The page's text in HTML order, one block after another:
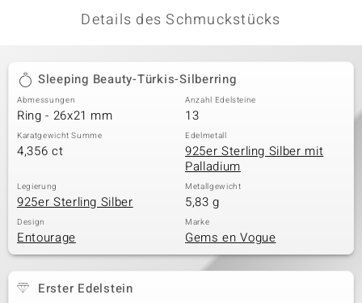
Details des Schmuckstücks
Sleeping Beauty-Türkis-Silberring
Abmessungen
Ring - 26x21 mm
Anzahl Edelsteine
13
Karatgewicht Summe
4,356 ct
Edelmetall
925er Sterling Silber mit
Palladium
Legierung
925er Sterling Silber
Metallgewicht
5,83 g
Design
Entourage
Marke
Gems en Vogue
Erster Edelstein